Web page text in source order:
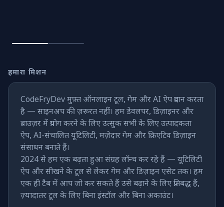
डिज़ाइन लैब
स्टोर
गेम
AI
डिज़ाइन
हमारा मिशन
CodeFryDev मुफ़्त ऑनलाइन टूल, गेम और AI ऐप प्रदान करता
है — साइनअप की ज़रूरत नहीं। हम डेवलपर, डिज़ाइनर और
ब्राउज़र में प्रयोग करने के लिए उत्सुक सभी के लिए उत्पादकता
ऐप, AI-संचालित यूटिलिटी, मज़ेदार गेम और क्रिएटिव डिज़ाइन
संसाधन बनाते हैं।
2024 से हम एक बढ़ता हुआ संग्रह लॉन्च कर रहे हैं — यूटिलिटी
ऐप और सीखने के टूल से लेकर गेम और डिज़ाइन एसेट तक। हम
एक ही टैब में आप जो कर सकते हैं उसे बढ़ाने के लिए प्रतिबद्ध हैं,
ज़्यादातर टूल के लिए बिना इंस्टॉल और बिना अकाउंट।